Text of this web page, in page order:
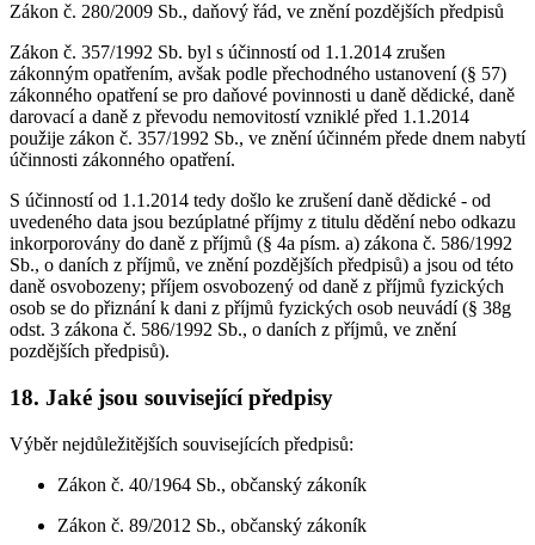
Zákon č. 280/2009 Sb., daňový řád, ve znění pozdějších předpisů
Zákon č. 357/1992 Sb. byl s účinností od 1.1.2014 zrušen
zákonným opatřením, avšak podle přechodného ustanovení (§ 57)
zákonného opatření se pro daňové povinnosti u daně dědické, daně
darovací a daně z převodu nemovitostí vzniklé před 1.1.2014
použije zákon č. 357/1992 Sb., ve znění účinném přede dnem nabytí
účinnosti zákonného opatření.
S účinností od 1.1.2014 tedy došlo ke zrušení daně dědické - od
uvedeného data jsou bezúplatné příjmy z titulu dědění nebo odkazu
inkorporovány do daně z příjmů (§ 4a písm. a) zákona č. 586/1992
Sb., o daních z příjmů, ve znění pozdějších předpisů) a jsou od této
daně osvobozeny; příjem osvobozený od daně z příjmů fyzických
osob se do přiznání k dani z příjmů fyzických osob neuvádí (§ 38g
odst. 3 zákona č. 586/1992 Sb., o daních z příjmů, ve znění
pozdějších předpisů).
18. Jaké jsou související předpisy
Výběr nejdůležitějších souvisejících předpisů:
Zákon č. 40/1964 Sb., občanský zákoník
Zákon č. 89/2012 Sb., občanský zákoník